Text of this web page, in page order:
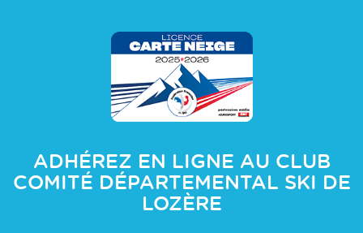
ADHÉREZ EN LIGNE AU CLUB
COMITÉ DÉPARTEMENTAL SKI DE
LOZÈRE